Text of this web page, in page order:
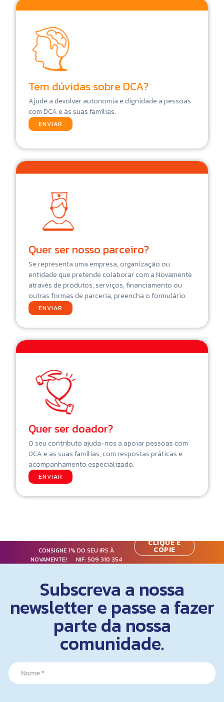
Tem dúvidas sobre DCA?
Ajude a devolver autonomia e dignidade a pessoas
com DCA e às suas famílias.
ENVIAR
Quer ser nosso parceiro?
Se representa uma empresa, organização ou
entidade que pretende colaborar com a Novamente
através de produtos, serviços, financiamento ou
outras formas de parceria, preencha o formulário.
ENVIAR
Quer ser doador?
O seu contributo ajuda-nos a apoiar pessoas com
DCA e as suas famílias, com respostas práticas e
acompanhamento especializado.
ENVIAR
CONSIGNE 1% DO SEU IRS À
NOVAMENTE! NIF:509 310 354
CLIQUE E
COPIE
Subscreva a nossa
newsletter e passe a fazer
parte da nossa
comunidade.
N
a
m